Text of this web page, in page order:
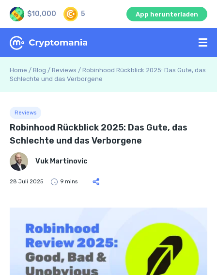
$10,000 5 App herunterladen
Home / Blog / Reviews / Robinhood Rückblick 2025: Das Gute, das
Schlechte und das Verborgene
Reviews
Robinhood Rückblick 2025: Das Gute, das
Schlechte und das Verborgene
Vuk Martinovic
28 Juli 2025 9 mins